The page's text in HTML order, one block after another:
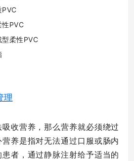
PVC
性PVC
柔性PVC
理
收营养，那么营养就必须绕过
养是指对无法通过口服或肠内
者，通过静脉注射给予适当的